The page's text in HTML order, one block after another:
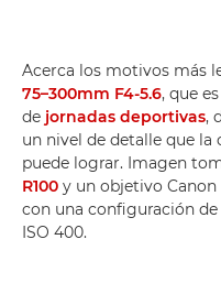
Acerca los motivos más
75–300mm F4-5.6, que
de jornadas deportivas,
un nivel de detalle que
puede lograr. Imagen
R100 y un objetivo Canon
con una configuración de
ISO 400.